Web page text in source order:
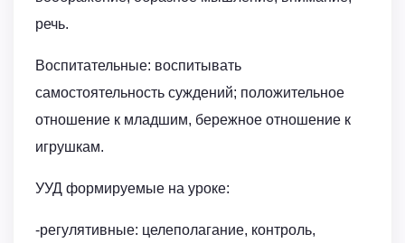
речь.
Воспитательные: воспитывать
самостоятельность суждений; положительное
отношение к младшим, бережное отношение к
игрушкам.
УУД формируемые на уроке:
-регулятивные: целеполагание, контроль,